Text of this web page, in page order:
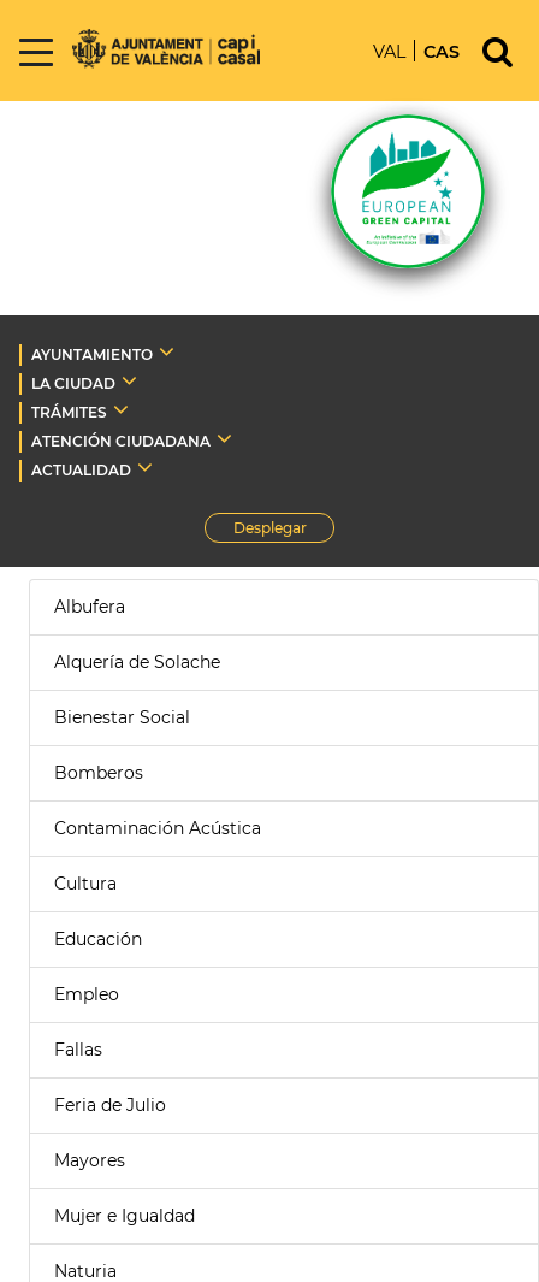
VAL CAS
AYUNTAMIENTO
LA CIUDAD
TRÁMITES
ATENCIÓN CIUDADANA
ACTUALIDAD
Desplegar
Albufera
Alquería de Solache
Bienestar Social
Bomberos
Contaminación Acústica
Cultura
Educación
Empleo
Fallas
Feria de Julio
Mayores
Mujer e Igualdad
Naturia